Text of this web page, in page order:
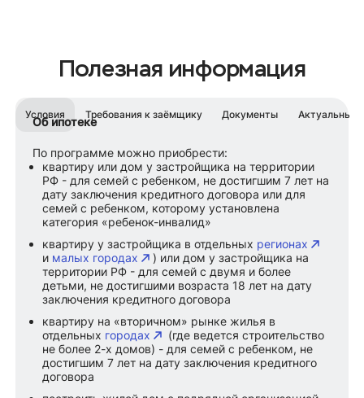
Полезная информация
Условия Требования к заёмщику Документы Актуальные
Об ипотеке
По программе можно приобрести:
квартиру или дом у застройщика на территории
РФ - для семей с ребенком, не достигшим 7 лет на
дату заключения кредитного договора или для
семей с ребенком, которому установлена
категория «ребенок-инвалид»
квартиру у застройщика в отдельных регионах
и малых городах
) или дом у застройщика на
территории РФ - для семей с двумя и более
детьми, не достигшими возраста 18 лет на дату
заключения кредитного договора
квартиру на «вторичном» рынке жилья в
отдельных городах
(где ведется строительство
не более 2-х домов) - для семей с ребенком, не
достигшим 7 лет на дату заключения кредитного
договора